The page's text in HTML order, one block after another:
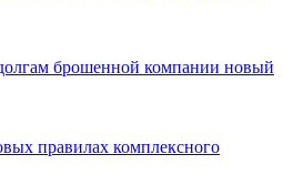
брошенной компании новый
правилах комплексного